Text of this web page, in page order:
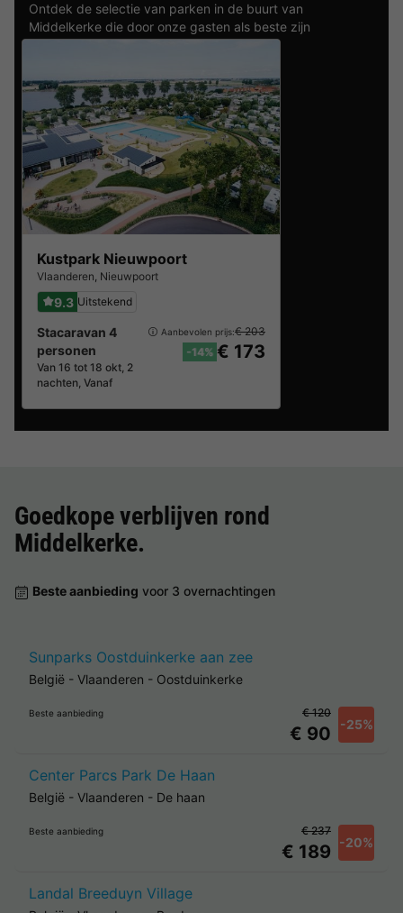
Ontdek de selectie van parken in de buurt van
Middelkerke die door onze gasten als beste zijn
Kustpark Nieuwpoort
Vlaanderen, Nieuwpoort
9.3 Uitstekend
Stacaravan 4
personen
Van 16 tot 18 okt, 2
nachten, Vanaf
Aanbevolen prijs:€ 203
-14% € 173
Goedkope verblijven rond
Middelkerke.
Beste aanbieding voor 3 overnachtingen
Sunparks Oostduinkerke aan zee
België - Vlaanderen - Oostduinkerke
Beste aanbieding
€ 90 -25%
€ 120
Center Parcs Park De Haan
België - Vlaanderen - De haan
Beste aanbieding
€ 189 -20%
€ 237
Landal Breeduyn Village